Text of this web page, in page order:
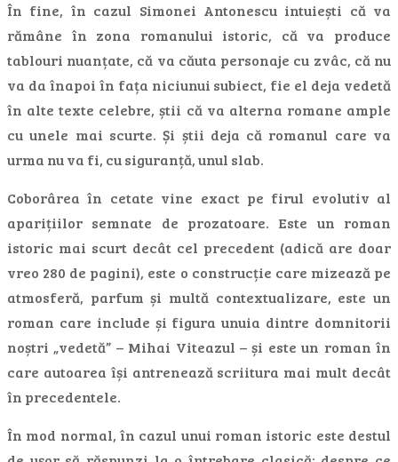
În fine, în cazul Simonei Antonescu intuiești că va
rămâne în zona romanului istoric, că va produce
tablouri nuanțate, că va căuta personaje cu zvâc, că nu
va da înapoi în fața niciunui subiect, fie el deja vedetă
în alte texte celebre, știi că va alterna romane ample
cu unele mai scurte. Și știi deja că romanul care va
urma nu va fi, cu siguranță, unul slab.
Coborârea în cetate vine exact pe firul evolutiv al
aparițiilor semnate de prozatoare. Este un roman
istoric mai scurt decât cel precedent (adică are doar
vreo 280 de pagini), este o construcție care mizează pe
atmosferă, parfum și multă contextualizare, este un
roman care include și figura unuia dintre domnitorii
noștri „vedetă” – Mihai Viteazul – și este un roman în
care autoarea își antrenează scriitura mai mult decât
în precedentele.
În mod normal, în cazul unui roman istoric este destul